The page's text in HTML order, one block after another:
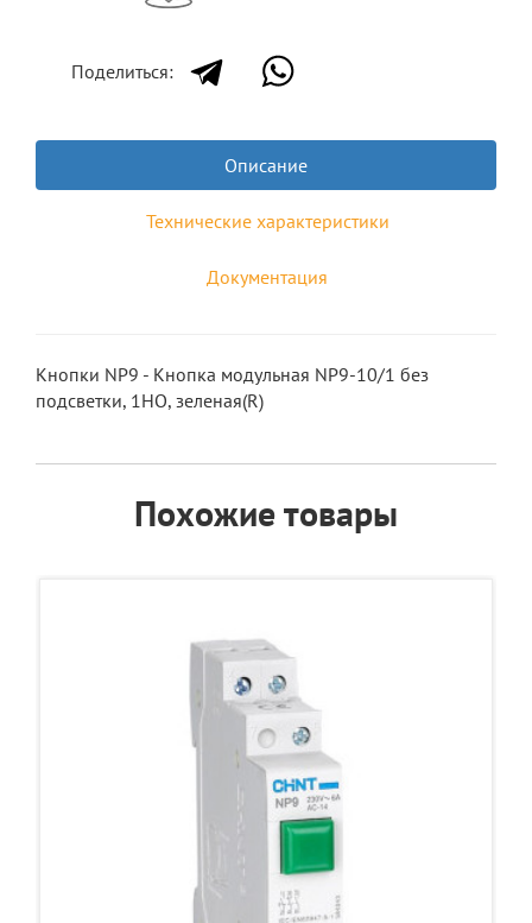
Поделиться:
Описание
Технические характеристики
Документация
Кнопки NP9 - Кнопка модульная NP9-10/1 без
подсветки, 1НО, зеленая(R)
Похожие товары